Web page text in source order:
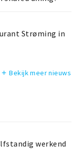
Strøming in
add Bekijk meer nieuws
werkend